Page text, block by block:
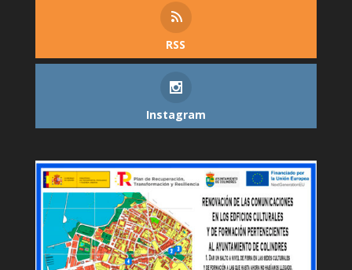
RSS
Instagram